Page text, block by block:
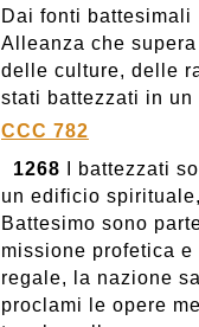
Dai fonti battesimali
Alleanza che
delle culture, delle
stati battezzati in
CCC 782
1268 I battezzati
un edificio
Battesimo sono
missione profetica
regale, la nazione
proclami le opere